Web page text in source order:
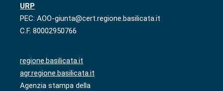
URP
PEC: AOO-giunta@cert.regione.basilicata.it
C.F. 80002950766
regione.basilicata.it
agr.regione.basilicata.it
Agenzia stampa della